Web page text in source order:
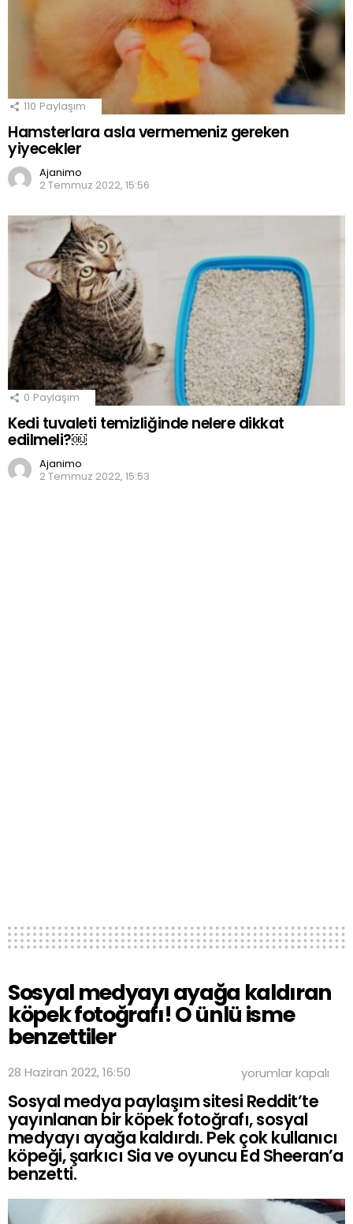
110 Paylaşım
Hamsterlara asla vermemeniz gereken
yiyecekler
Ajanimo
2 Temmuz 2022, 15:56
0 Paylaşım
Kedi tuvaleti temizliğinde nelere dikkat
edilmeli?￼
Ajanimo
2 Temmuz 2022, 15:53
Sosyal medyayı ayağa kaldıran
köpek fotoğrafı! O ünlü isme
benzettiler
28 Haziran 2022, 16:50
Sosyal
medyayı
ayağa
kaldıran
köpek
fotoğrafı!
O
benzettiler
için
yorumlar kapalı
Sosyal medya paylaşım sitesi Reddit’te
yayınlanan bir köpek fotoğrafı, sosyal
medyayı ayağa kaldırdı. Pek çok kullanıcı
köpeği, şarkıcı Sia ve oyuncu Ed Sheeran’a
benzetti.